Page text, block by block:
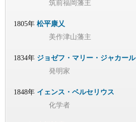
筑前福岡藩主
1805年 松平康乂
美作津山藩主
1834年 ジョゼフ・マリー・ジャカール
発明家
1848年 イェンス・ベルセリウス
化学者